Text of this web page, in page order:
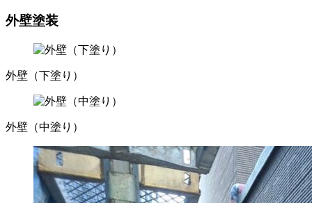
外壁塗装
外壁（下塗り）
外壁（中塗り）